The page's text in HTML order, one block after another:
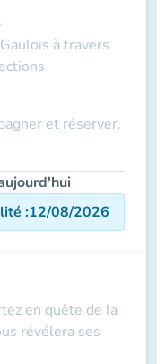
à travers
et réserver.
:12/08/2026
en quête de la
révélera ses